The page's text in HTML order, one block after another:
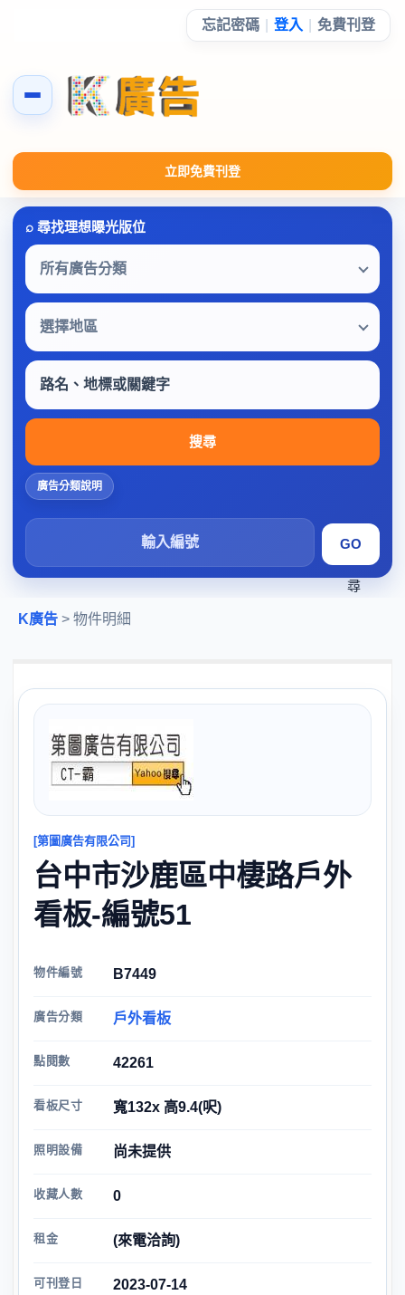
立即免費刊登
忘記密碼 登入 免費刊登
所有廣告分類
選擇地區
搜尋
廣告分類說明
搜
尋
K廣告 > 物件明細
[第圖廣告有限公司]
台中市沙鹿區中棲路戶外
看板-編號51
物件編號 B7449
廣告分類 戶外看板
點閱數 42261
看板尺寸 寬132x 高9.4(呎)
照明設備 尚未提供
收藏人數 0
租金 (來電洽詢)
可刊登日 2023-07-14